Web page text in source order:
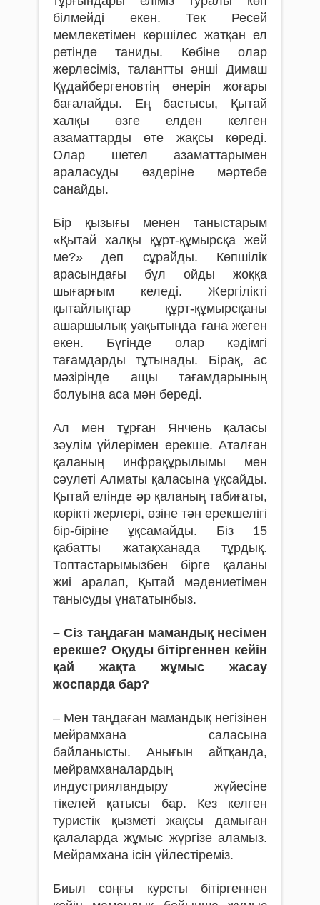
білмейді екен. Тек Ресей
мемлекетімен көршілес жатқан ел
ретінде таниды. Көбіне олар
жерлесіміз, талантты әнші Димаш
Құдайбергеновтің өнерін жоғары
бағалайды. Ең бастысы, Қытай
халқы өзге елден келген
азаматтарды өте жақсы көреді.
Олар шетел азаматтарымен
араласуды өздеріне мәртебе
санайды.
Бір қызығы менен таныстарым
«Қытай халқы құрт-құмырсқа жей
ме?» деп сұрайды. Көпшілік
арасындағы бұл ойды жоққа
шығарғым келеді. Жергілікті
қытайлықтар құрт-құмырсқаны
ашаршылық уақытында ғана жеген
екен. Бүгінде олар кәдімгі
тағамдарды тұтынады. Бірақ, ас
мәзірінде ащы тағамдарының
болуына аса мән береді.
Ал мен тұрған Янчень қаласы
зәулім үйлерімен ерекше. Аталған
қаланың инфрақұрылымы мен
сәулеті Алматы қаласына ұқсайды.
Қытай елінде әр қаланың табиғаты,
көрікті жерлері, өзіне тән ерекшелігі
бір-біріне ұқсамайды. Біз 15
қабатты жатақханада тұрдық.
Топтастарымызбен бірге қаланы
жиі аралап, Қытай мәдениетімен
танысуды ұнататынбыз.
– Сіз таңдаған мамандық несімен
ерекше? Оқуды бітіргеннен кейін
қай жақта жұмыс жасау
жоспарда бар?
– Мен таңдаған мамандық негізінен
мейрамхана саласына
байланысты. Анығын айтқанда,
мейрамханалардың
индустрияландыру жүйесіне
тікелей қатысы бар. Кез келген
туристік қызметі жақсы дамыған
қалаларда жұмыс жүргізе аламыз.
Мейрамхана ісін үйлестіреміз.
Биыл соңғы курсты бітіргеннен